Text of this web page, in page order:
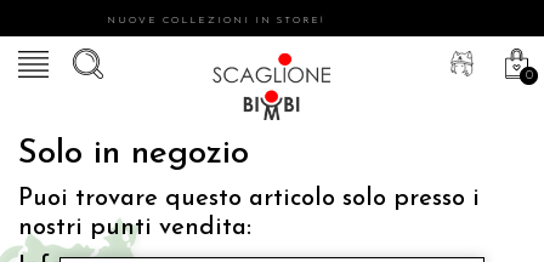
NUOVE COLLEZIONI IN STORE!
0
Solo in negozio
Puoi trovare questo articolo solo presso i
nostri punti vendita: